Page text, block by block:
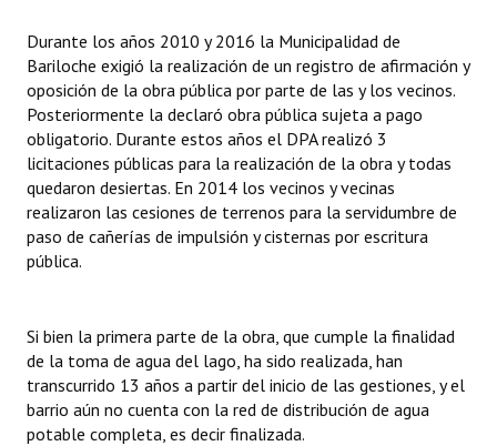
Durante los años 2010 y 2016 la Municipalidad de
Bariloche exigió la realización de un registro de afirmación y
oposición de la obra pública por parte de las y los vecinos.
Posteriormente la declaró obra pública sujeta a pago
obligatorio. Durante estos años el DPA realizó 3
licitaciones públicas para la realización de la obra y todas
quedaron desiertas. En 2014 los vecinos y vecinas
realizaron las cesiones de terrenos para la servidumbre de
paso de cañerías de impulsión y cisternas por escritura
pública.
Si bien la primera parte de la obra, que cumple la finalidad
de la toma de agua del lago, ha sido realizada, han
transcurrido 13 años a partir del inicio de las gestiones, y el
barrio aún no cuenta con la red de distribución de agua
potable completa, es decir finalizada.